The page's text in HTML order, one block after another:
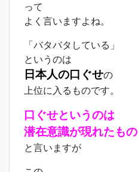
って
よく言いますよね。
「バタバタしている」
というのは
日本人の口ぐせの
上位に入るものです。
口ぐせというのは
潜在意識が現れたもの
と言いますが